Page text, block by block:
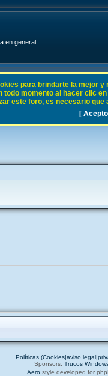
en general
para brindarte la mejor
momento al hacer clic
este foro, es necesario que
[
Políticas (Cookies|aviso
Sponsors: Trucos
Aero style developed for